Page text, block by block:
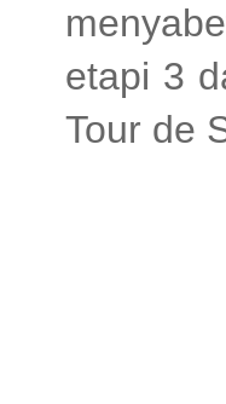
etapi 3
Tour de